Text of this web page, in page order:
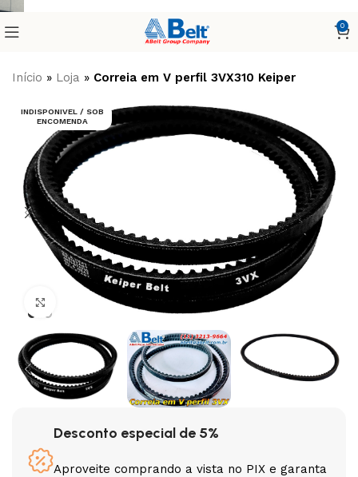
0
Início » Loja » Correia em V perfil 3VX310 Keiper
INDISPONIVEL / SOB
ENCOMENDA
Clique para ampliar
Desconto especial de 5%
Aproveite comprando a vista no PIX e garanta